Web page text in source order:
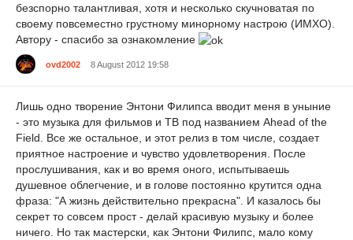
безспорно талантливая, хотя и несколько скучноватая по
своему повсеместно грустному минорному настрою (ИМХО).
Автору - спасибо за ознакомление
ovd2002 8 August 2012 19:58
Лишь одно творение Энтони Филипса вводит меня в уныние
- это музыка для фильмов и ТВ под названием Ahead of the
Field. Все же остальное, и этот релиз в том числе, создает
приятное настроение и чувство удовлетворения. После
прослушивания, как и во время оного, испытываешь
душевное облегчение, и в голове постоянно крутится одна
фраза: "А жизнь действительно прекрасна". И казалось бы
секрет то совсем прост - делай красивую музыку и более
ничего. Но так мастерски, как Энтони Филипс, мало кому